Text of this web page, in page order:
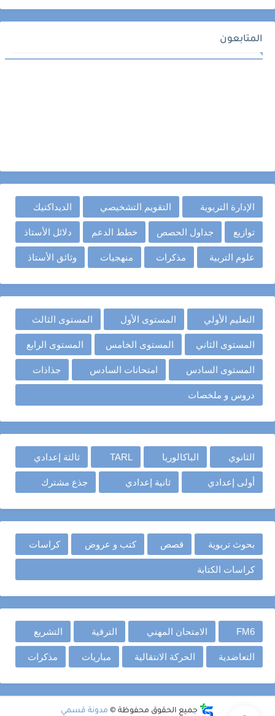
المتابعون
الإدارة التربوية التقويم التشخيصي الديداكتيك
توازيع جداول الحصص خطط الدعم دلائل الأستاذ
علوم التربية مذكرات منهجيات وثائق الأستاذ
التعليم الأولي المستوى الأول المستوى الثالث
المستوى الثاني المستوى الخامس المستوى الرابع
المستوى السادس امتحانات السادس جذاذات
دروس و ملخصات
الثانوي الباكالوريا TARL ثالثة إعدادي
أولى إعدادي ثانية إعدادي جذع مشترك
بحوث تربوية قصص كتب و عروض كراسات
كراسات الكتابة
FM6 الامتحان المهني الترقية التشريع
التعاضدية الحركة الانتقالية مباريات مذكرات
جميع الحقوق محفوظة © مدونة قسمي